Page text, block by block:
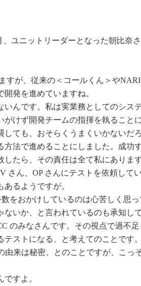
ユニットリーダーとなった朝比奈
が、従来の＜コールくん＞や
発を進めていますね。
んです。私は実業務としてのシス
けず開発チームの指揮を執ること
しても、おそらくうまくいかないだ
方法で進めることにしました。成功
たら、その責任は全て私にあります
ん、OP さんにテストを依頼して
るようですが。
をおかけしているのは心苦しく思
ないか、と言われているのも承知し
のみなさんです。その視点で過不
ストになる、と考えてのことです。
来は秘密、とのことですが、こっ
すよ。